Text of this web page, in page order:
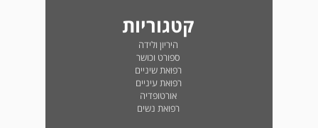
קטגוריות
היריון ולידה
ספורט וכושר
רפואת שיניים
רפואת עיניים
אורטופדיה
רפואת נשים